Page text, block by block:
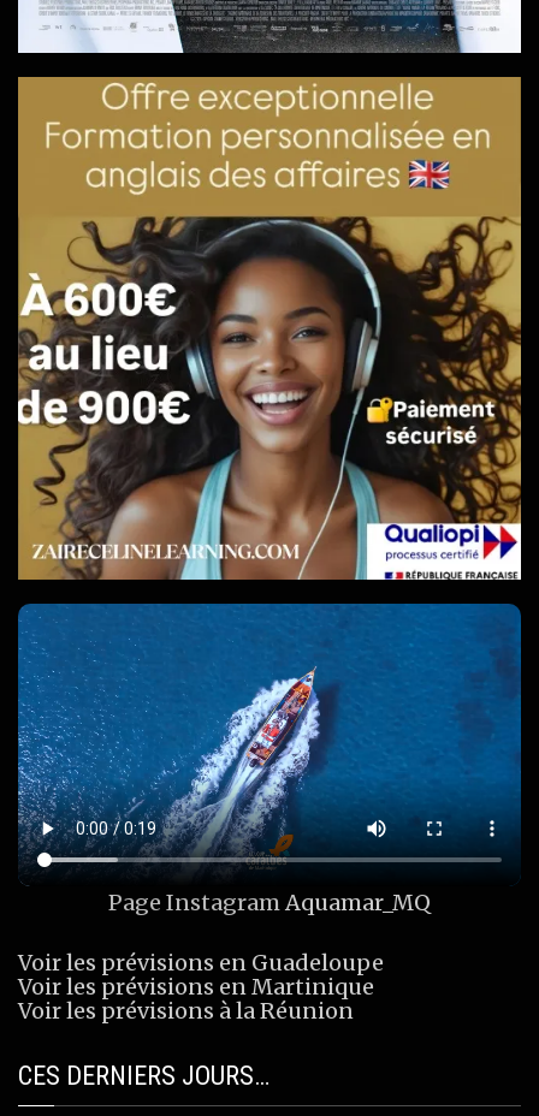
Page InstagramAquamar_MQ
Voir les prévisions en Guadeloupe
Voir les prévisions en Martinique
Voir les prévisions à la Réunion
CES DERNIERS JOURS…